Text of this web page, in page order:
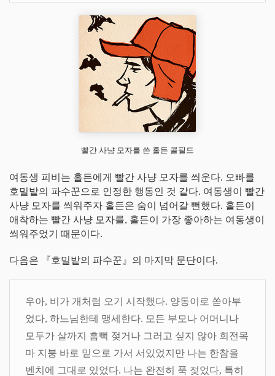
빨간 사냥 모자를 쓴 홀든 콜필드
여동생 피비는 홀든에게 빨간 사냥 모자를 씌운다. 오빠를
호밀밭의 파수꾼으로 인정한 행동인 것 같다. 여동생이 빨간
사냥 모자를 씌워주자 홀든은 숨이 넘어갈 뻔했다. 홀든이
애착하는 빨간 사냥 모자를, 홀든이 가장 좋아하는 여동생이
씌워주었기 때문이다.
다음은 『호밀밭의 파수꾼』의 마지막 문단이다.
우아, 비가 개처럼 오기 시작했다. 양동이로 쏟아부
었다, 하느님한테 맹세한다. 모든 부모나 어머니나
모두가 살까지 흠뻑 젖거나 그러고 싶지 않아 회전목
마 지붕 바로 밑으로 가서 서있었지만 나는 한참을
벤치에 그대로 있었다. 나는 완전히 푹 젖었다, 특히